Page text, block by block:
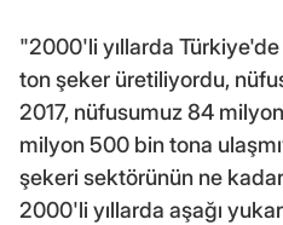
"2000'li yıllarda
ton şeker üretiliyordu,
2017, nüfusumuz 84
milyon 500 bin tona
şekeri sektörünün ne
2000'li yıllarda aşağı